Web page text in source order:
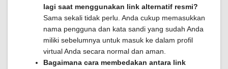
lagi saat menggunakan link alternatif resmi?
Sama sekali tidak perlu. Anda cukup memasukkan
nama pengguna dan kata sandi yang sudah Anda
miliki sebelumnya untuk masuk ke dalam profil
virtual Anda secara normal dan aman.
Bagaimana cara membedakan antara link